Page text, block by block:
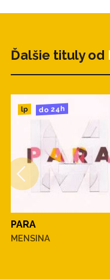
Ďalšie tituly od
lp do 24h
PARA
MENSINA